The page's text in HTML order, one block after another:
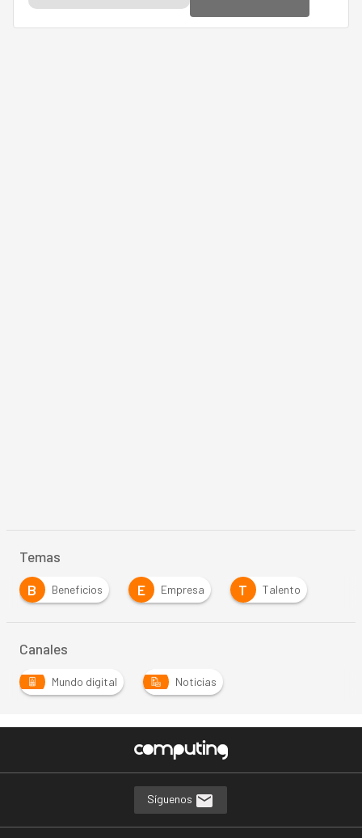
Temas
B
Beneficios E Empresa T Talento
Canales
Mundo digital Noticias
Síguenos